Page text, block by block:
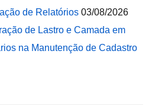
de Relatórios 03/08/2026
de Lastro e Camada em
na Manutenção de Cadastro